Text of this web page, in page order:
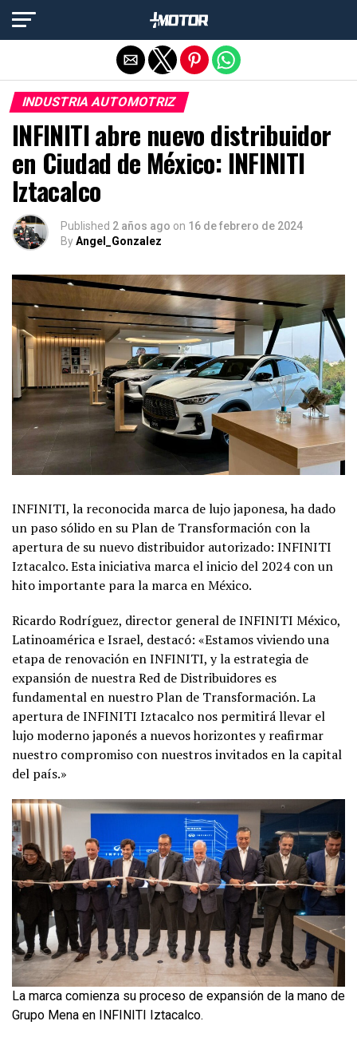
INDUSTRIA AUTOMOTRIZ
INFINITI abre nuevo distribuidor
en Ciudad de México: INFINITI
Iztacalco
Published 2 años ago on 16 de febrero de 2024
ByAngel_Gonzalez
INFINITI, la reconocida marca de lujo japonesa, ha dado
un paso sólido en su Plan de Transformación con la
apertura de su nuevo distribuidor autorizado: INFINITI
Iztacalco. Esta iniciativa marca el inicio del 2024 con un
hito importante para la marca en México.
Ricardo Rodríguez, director general de INFINITI México,
Latinoamérica e Israel, destacó: «Estamos viviendo una
etapa de renovación en INFINITI, y la estrategia de
expansión de nuestra Red de Distribuidores es
fundamental en nuestro Plan de Transformación. La
apertura de INFINITI Iztacalco nos permitirá llevar el
lujo moderno japonés a nuevos horizontes y reafirmar
nuestro compromiso con nuestros invitados en la capital
del país.»
La marca comienza su proceso de expansión de la mano de
Grupo Mena en INFINITI Iztacalco.
Salir de la versión móvil